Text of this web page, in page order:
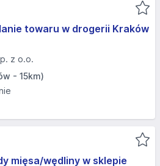
towaru w drogerii Kraków
z o.o.
- 15km)
mięsa/wędliny w sklepie